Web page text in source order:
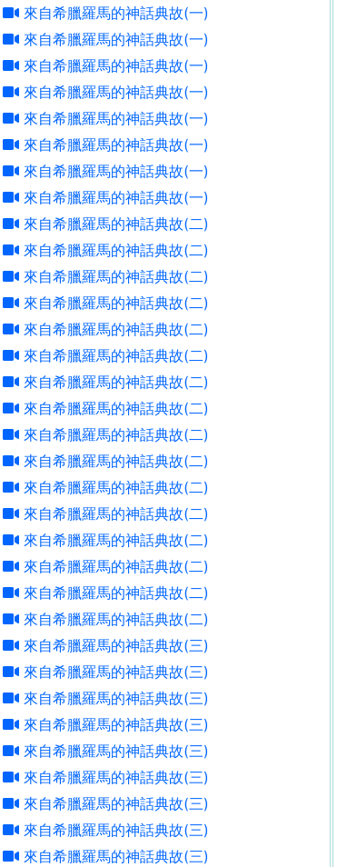
來自希臘羅馬的神話典故(一)
來自希臘羅馬的神話典故(一)
來自希臘羅馬的神話典故(一)
來自希臘羅馬的神話典故(一)
來自希臘羅馬的神話典故(一)
來自希臘羅馬的神話典故(一)
來自希臘羅馬的神話典故(一)
來自希臘羅馬的神話典故(一)
來自希臘羅馬的神話典故(二)
來自希臘羅馬的神話典故(二)
來自希臘羅馬的神話典故(二)
來自希臘羅馬的神話典故(二)
來自希臘羅馬的神話典故(二)
來自希臘羅馬的神話典故(二)
來自希臘羅馬的神話典故(二)
來自希臘羅馬的神話典故(二)
來自希臘羅馬的神話典故(二)
來自希臘羅馬的神話典故(二)
來自希臘羅馬的神話典故(二)
來自希臘羅馬的神話典故(二)
來自希臘羅馬的神話典故(二)
來自希臘羅馬的神話典故(二)
來自希臘羅馬的神話典故(二)
來自希臘羅馬的神話典故(二)
來自希臘羅馬的神話典故(三)
來自希臘羅馬的神話典故(三)
來自希臘羅馬的神話典故(三)
來自希臘羅馬的神話典故(三)
來自希臘羅馬的神話典故(三)
來自希臘羅馬的神話典故(三)
來自希臘羅馬的神話典故(三)
來自希臘羅馬的神話典故(三)
來自希臘羅馬的神話典故(三)